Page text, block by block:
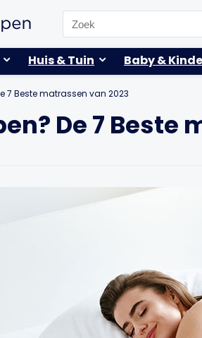
Search
for:
Huis & Tuin Baby &
7 Beste matrassen van 2023
De 7 Beste